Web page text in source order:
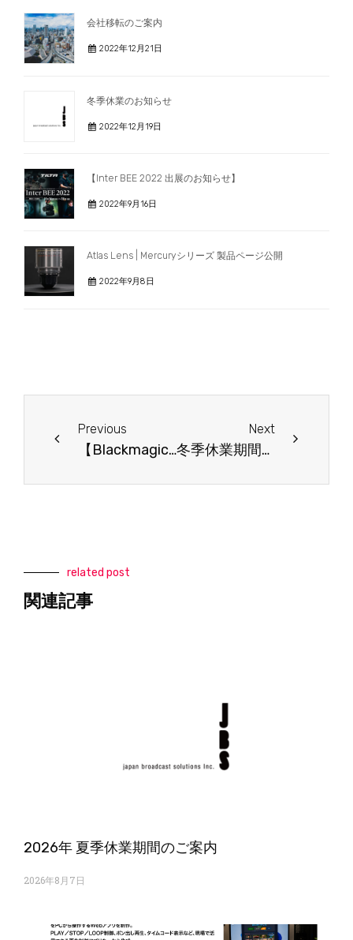
会社移転のご案内
2022年12月21日
冬季休業のお知らせ
2022年12月19日
【Inter BEE 2022 出展のお知らせ】
2022年9月16日
Atlas Lens | Mercuryシリーズ 製品ページ公開
2022年9月8日
Previous
【Blackmagic Design】 新製品情報 2021年11月 URSA Broadcast G2,Micro Converter 12Gシリーズ
Next
冬季休業期間のお知らせ
related post
関連記事
2026年 夏季休業期間のご案内
2026年8月7日